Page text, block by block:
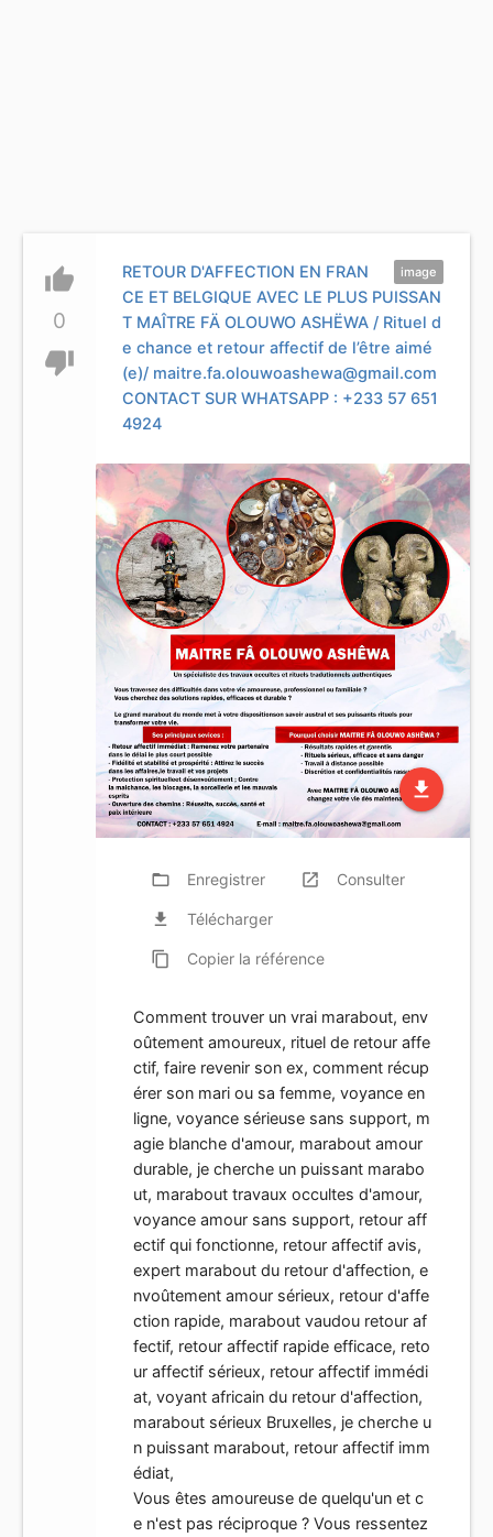
thumb_up
0
thumb_down
image
RETOUR D'AFFECTION EN FRAN
CE ET BELGIQUE AVEC LE PLUS PUISSAN
T MAÎTRE FÄ OLOUWO ASHËWA / Rituel d
e chance et retour affectif de l’être aimé
(e)/ maitre.fa.olouwoashewa@gmail.com
CONTACT SUR WHATSAPP : +233 57 651
4924
file_download
folder_open Enregistrer launch Consulter
file_download Télécharger
content_copy Copier la référence
Comment trouver un vrai marabout, env
oûtement amoureux, rituel de retour affe
ctif, faire revenir son ex, comment récup
érer son mari ou sa femme, voyance en
ligne, voyance sérieuse sans support, m
agie blanche d'amour, marabout amour
durable, je cherche un puissant marabo
ut, marabout travaux occultes d'amour,
voyance amour sans support, retour aff
ectif qui fonctionne, retour affectif avis,
expert marabout du retour d'affection, e
nvoûtement amour sérieux, retour d'affe
ction rapide, marabout vaudou retour af
fectif, retour affectif rapide efficace, reto
ur affectif sérieux, retour affectif immédi
at, voyant africain du retour d'affection,
marabout sérieux Bruxelles, je cherche u
n puissant marabout, retour affectif imm
édiat,
Vous êtes amoureuse de quelqu'un et c
e n'est pas réciproque ? Vous ressentez